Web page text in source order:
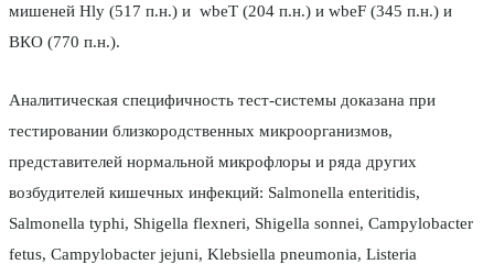
мишеней Hly (517 п.н.) и wbeT (204 п.н.) и wbeF (345 п.н.) и
ВКО (770 п.н.).
Аналитическая специфичность тест-системы доказана при
тестировании близкородственных микроорганизмов,
представителей нормальной микрофлоры и ряда других
возбудителей кишечных инфекций: Salmonella еnteritidis,
Salmonella typhi, Shigella flexneri, Shigella sonnei, Campylobacter
fetus, Campylobacter jejuni, Klebsiella pneumonia, Listeria